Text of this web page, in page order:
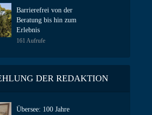
Barrierefrei von der
Beratung bis hin zum
Erlebnis
161 Aufrufe
DER REDAKTION
Übersee: 100 Jahre